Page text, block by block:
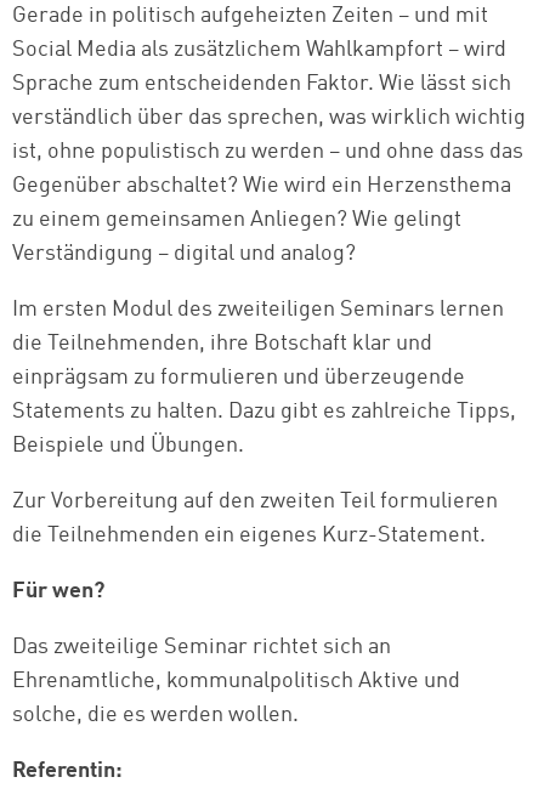
Gerade in politisch aufgeheizten Zeiten – und mit
Social Media als zusätzlichem Wahlkampfort – wird
Sprache zum entscheidenden Faktor. Wie lässt sich
verständlich über das sprechen, was wirklich wichtig
ist, ohne populistisch zu werden – und ohne dass das
Gegenüber abschaltet? Wie wird ein Herzensthema
zu einem gemeinsamen Anliegen? Wie gelingt
Verständigung – digital und analog?
Im ersten Modul des zweiteiligen Seminars lernen
die Teilnehmenden, ihre Botschaft klar und
einprägsam zu formulieren und überzeugende
Statements zu halten. Dazu gibt es zahlreiche Tipps,
Beispiele und Übungen.
Zur Vorbereitung auf den zweiten Teil formulieren
die Teilnehmenden ein eigenes Kurz-Statement.
Für wen?
Das zweiteilige Seminar richtet sich an
Ehrenamtliche, kommunalpolitisch Aktive und
solche, die es werden wollen.
Referentin: